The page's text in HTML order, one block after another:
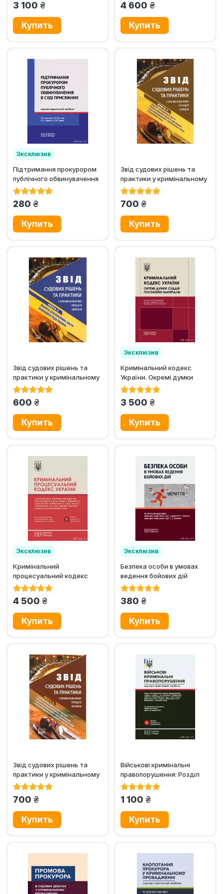
3 100 грн. 4 600 грн.
Эксклюзив
Підтримання прокурором
публічного обвинувачення
в суді присяжних
280 грн.
Звід судових рішень та
практики у кримінальному
процесі України. У 5-ти...
700 грн.
Звід судових рішень та
практики у кримінальному
процесі України. У 5-ти...
600 грн.
Эксклюзив
Хит продаж
Кримінальний кодекс
України. Окремі думки
суддів. Постатейні
3 500 грн.
Эксклюзив
Кримінальний
процесуальний кодекс
України з постатейними
4 500 грн.
Эксклюзив
Безпека особи в умовах
ведення бойових дій
380 грн.
Звід судових рішень та
практики у кримінальному
процесі України у 5-ти...
700 грн.
Військові кримінальні
правопорушення: Розділ
ХІХ Особливої частини...
1 100 грн.